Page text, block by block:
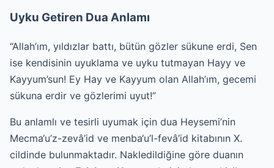
Uyku Getiren Dua Anlamı
“Allah’ım, yıldızlar battı, bütün gözler sükune erdi, Sen
ise kendisinin uyuklama ve uyku tutmayan Hayy ve
Kayyum’sun! Ey Hay ve Kayyum olan Allah’ım, gecemi
sükuna erdir ve gözlerimi uyut!”
Bu anlamlı ve tesirli uyumak için dua Heysemi’nin
Mecma‘u’z-zevâ’id ve menba‘u’l-fevâ’id kitabının X.
cildinde bulunmaktadır. Nakledildiğine göre duanın